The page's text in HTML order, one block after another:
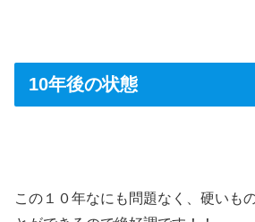
10年後の状態
この１０年なにも問題なく、硬いも